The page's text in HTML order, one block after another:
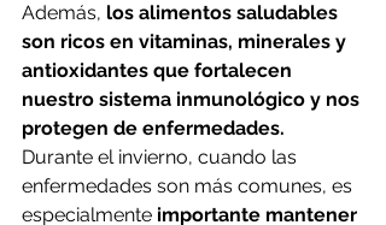
Además, los alimentos saludables
son ricos en vitaminas, minerales y
antioxidantes que fortalecen
nuestro sistema inmunológico y nos
protegen de enfermedades.
Durante el invierno, cuando las
enfermedades son más comunes, es
especialmente importante mantener